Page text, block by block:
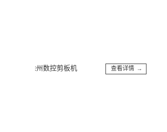
查看详情 →
徐州数控剪板机